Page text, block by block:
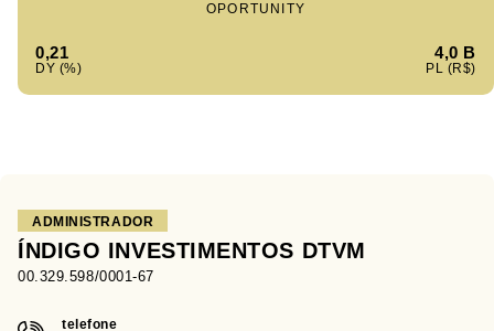
OPORTUNITY
0,21 4,0 B
ADMINISTRADOR
ÍNDIGO INVESTIMENTOS DTVM
00.329.598/0001-67
telefone